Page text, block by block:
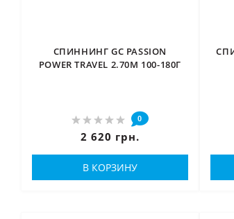
СПИННИНГ GC PASSION
POWER TRAVEL 2.70М 100-180Г
0
2 620 грн.
В КОРЗИНУ